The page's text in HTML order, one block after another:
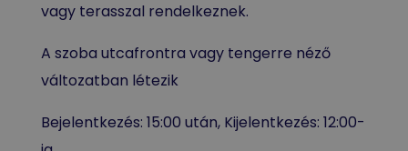
vagy terasszal rendelkeznek.
A szoba utcafrontra vagy tengerre néző
változatban létezik
Bejelentkezés: 15:00 után, Kijelentkezés: 12:00-